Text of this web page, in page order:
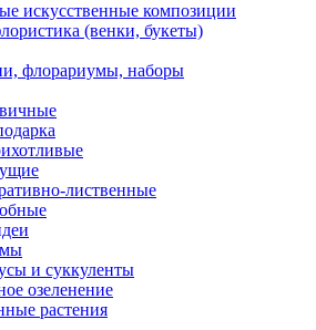
искусственные композиции
(венки, букеты)
флорариумы, наборы
лиственные
и суккуленты
озеленение
растения